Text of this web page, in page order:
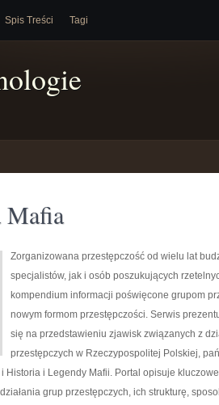
Spis Treści Tagi
Mafia
Zorganizowana przestępczość od wielu lat
specjalistów, jak i osób poszukujących
kompendium informacji poświęcone grupom
nowym formom przestępczości. Serwis
się na przedstawieniu zjawisk związanych z
przestępczych w Rzeczypospolitej Polskiej,
Historia i Legendy Mafii. Portal opisuje
grup przestępczych, ich strukturę,